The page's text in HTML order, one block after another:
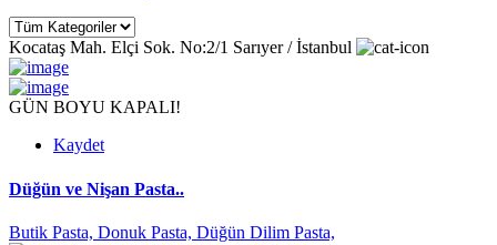
Kocataş Mah. Elçi Sok. No:2/1 Sarıyer / İstanbul
GÜN BOYU KAPALI!
Kaydet
Düğün ve Nişan Pasta..
Butik Pasta, Donuk Pasta, Düğün Dilim Pasta,